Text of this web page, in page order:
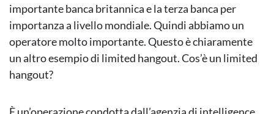
importante banca britannica e la terza banca per
importanza a livello mondiale. Quindi abbiamo un
operatore molto importante. Questo è chiaramente
un altro esempio di limited hangout. Cos’è un limited
hangout?